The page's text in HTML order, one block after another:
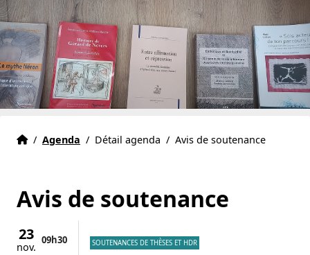
Accueil
Accueil
/ Agenda / Détail agenda / Avis de soutenance
Avis de soutenance
23
nov.
09h30 SOUTENANCES DE THÈSES ET HDR